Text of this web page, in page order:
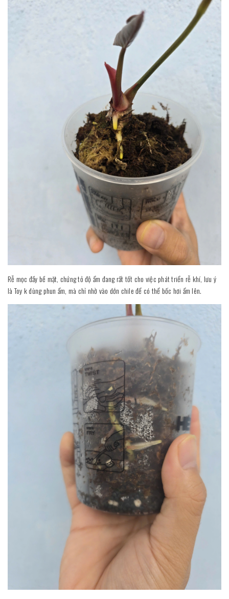
Rễ mọc đầy bề mặt, chứng tỏ độ ẩm đang rất tốt cho việc phát triển rễ khí, lưu ý
là Toy k dùng phun ẩm, mà chỉ nhờ vào dớn chile để có thể bốc hơi ẩm lên.